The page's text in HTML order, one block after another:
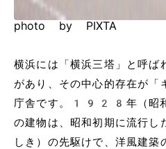
photo by PIXTA
横浜には「横浜三塔」と呼
があり、その中心的存在が「
庁舎です。1928年（昭和
の建物は、昭和初期に流行し
しき）の先駆けで、洋風建築